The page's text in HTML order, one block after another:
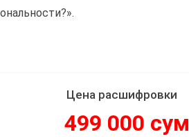
Цена расшифровки
499 000 сум